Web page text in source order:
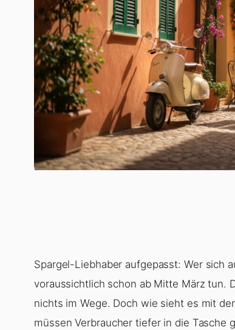
Spargel-Liebhaber aufgepasst: Wer sich
voraussichtlich schon ab Mitte März tun.
nichts im Wege. Doch wie sieht es mit
müssen Verbraucher tiefer in die Tasche